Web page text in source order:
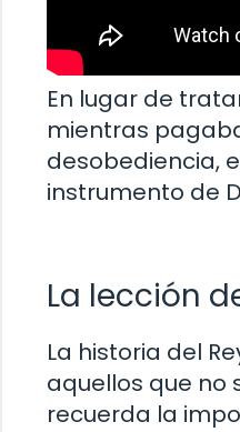
En lugar de
mientras
desobediencia,
instrumento de
La lección
La historia del
aquellos que no
recuerda la